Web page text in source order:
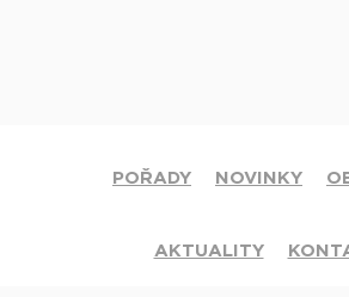
POŘADY NOVINKY
AKTUALITY